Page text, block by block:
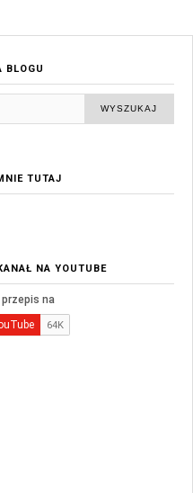
BLOGU
TUTAJ
NA YOUTUBE